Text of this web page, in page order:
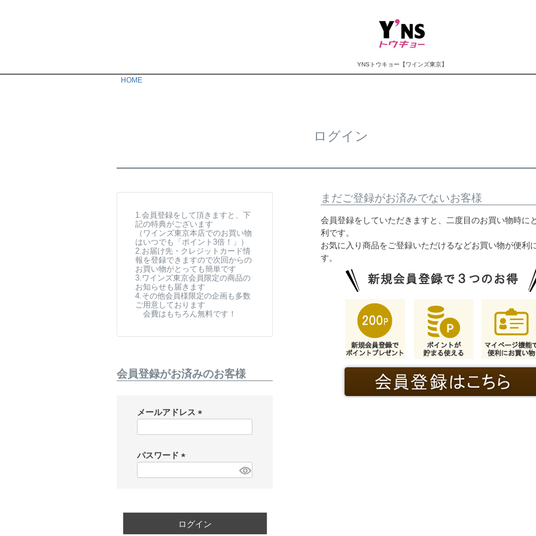
YNSトウキョー【ワインズ東京】
HOME
ログイン
1.会員登録をして頂きますと、下
記の特典がございます
（ワインズ東京本店でのお買い物
はいつでも「ポイント3倍！」）
2.お届け先・クレジットカード情
報を登録できますので次回からの
お買い物がとっても簡単です
3.ワインズ東京会員限定の商品の
お知らせも届きます
4.その他会員様限定の企画も多数
ご用意しております
会費はもちろん無料です！
会員登録がお済みのお客様
メールアドレス
)
パスワード
ログイン
まだご登録がお済みでないお客様
会員登録をしていただきますと、二度目のお買い物時に
利です。
お気に入り商品をご登録いただけるなどお買い物が便利
す。